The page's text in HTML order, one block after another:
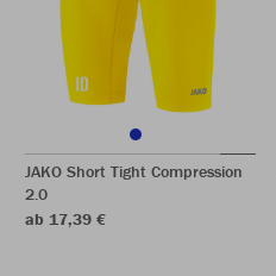
JAKO Short Tight Compression
2.0
ab 17,39 €